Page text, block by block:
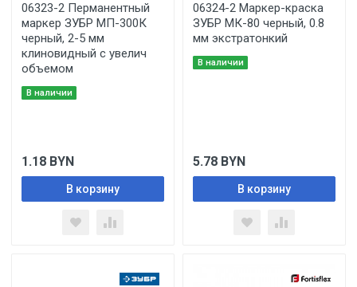
06323-2 Перманентный
маркер ЗУБР МП-300К
черный, 2-5 мм
клиновидный с увелич
объемом
В наличии
1.18 BYN
В корзину
06324-2 Маркер-краска
ЗУБР МК-80 черный, 0.8
мм экстратонкий
В наличии
5.78 BYN
В корзину